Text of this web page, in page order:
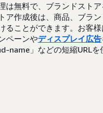
は無料で、ブランドスト
ア作成後は、商品、ブラ
ることができます。お客
ペーンやディスプレイ広告
name」などの短縮URL